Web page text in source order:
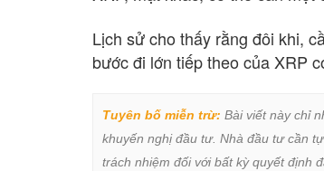
Lịch sử cho thấy rằng đôi khi,
bước đi lớn tiếp theo của XRP
Tuyên bố miễn trừ: Bài viết này chỉ
khuyến nghị đầu tư. Nhà đầu tư cần
trách nhiệm đối với bất kỳ quyết định